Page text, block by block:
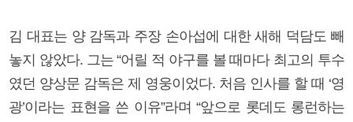
김 대표는 양 감독과 주장 손아섭에 대한 새해 덕담도 빼
놓지 않았다. 그는 “어릴 적 야구를 볼 때마다 최고의 투수
였던 양상문 감독은 제 영웅이었다. 처음 인사를 할 때 ‘영
광’이라는 표현을 쓴 이유”라며 “앞으로 롯데도 롱런하는